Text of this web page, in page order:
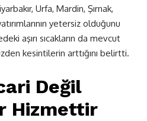
Urfa, Mardin, Şırnak,
yetersiz olduğunu
aşırı sıcakların da mevcut
kesintilerin arttığını belirtti.
Değil
Hizmettir